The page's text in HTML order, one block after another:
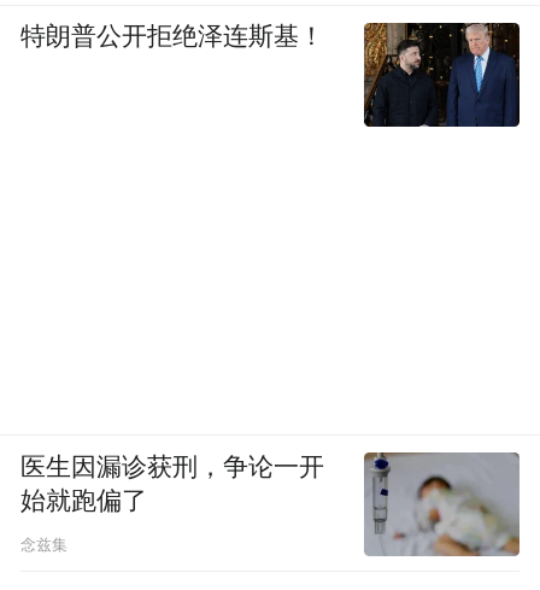
特朗普公开拒绝泽连斯基！
医生因漏诊获刑，争论一开
始就跑偏了
念兹集